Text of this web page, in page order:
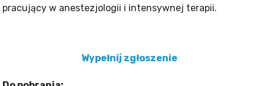
pracujący w anestezjologii i intensywnej terapii.
Wypełnij zgłoszenie